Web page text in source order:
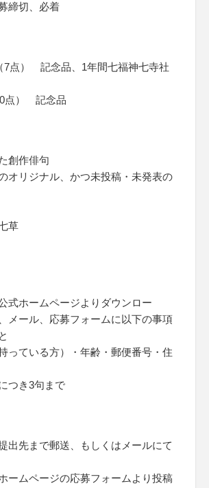
締切、必着
7点） 記念品、1年間七福神七寺社
点） 記念品
創作俳句
オリジナル、かつ未投稿・未発表の
草
式ホームページよりダウンロー
メール、応募フォームに以下の事項
っている方）・年齢・郵便番号・住
つき3句まで
出先まで郵送、もしくはメールにて
ームページの応募フォームより投稿